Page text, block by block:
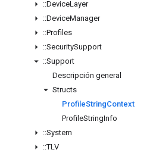
::DeviceLayer
::DeviceManager
::Profiles
::SecuritySupport
::Support
Descripción general
Structs
ProfileStringContext
ProfileStringInfo
::System
::TLV